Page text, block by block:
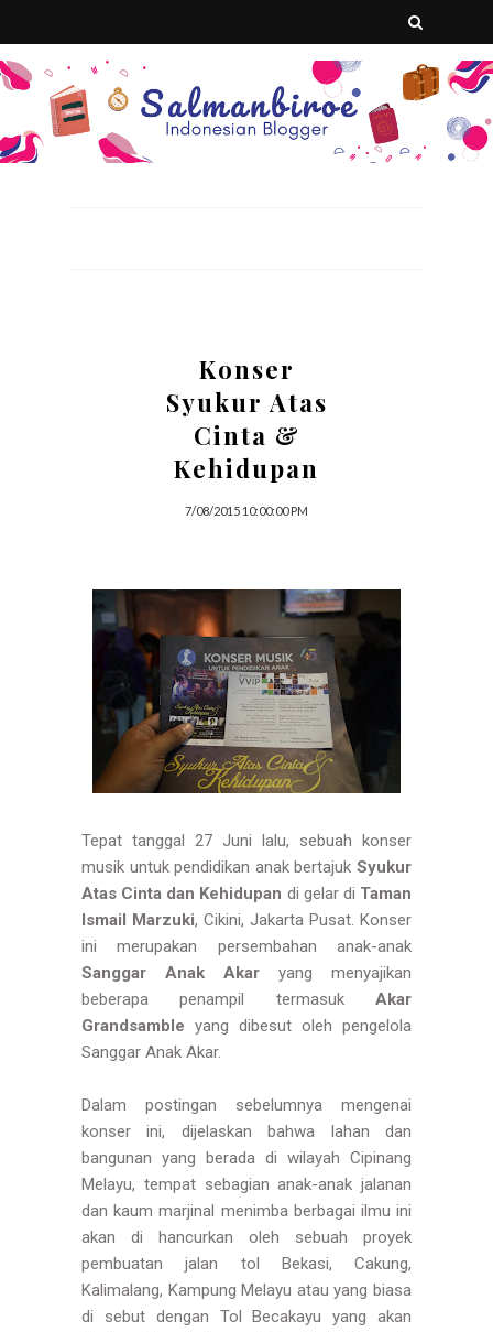
Konser
Syukur Atas
Cinta &
Kehidupan
7/08/2015 10:00:00 PM
Tepat tanggal 27 Juni lalu, sebuah konser
musik untuk pendidikan anak bertajuk Syukur
Atas Cinta dan Kehidupan di gelar di Taman
Ismail Marzuki, Cikini, Jakarta Pusat. Konser
ini merupakan persembahan anak-anak
Sanggar Anak Akar yang menyajikan
beberapa penampil termasuk Akar
Grandsamble yang dibesut oleh pengelola
Sanggar Anak Akar.
Dalam postingan sebelumnya mengenai
konser ini, dijelaskan bahwa lahan dan
bangunan yang berada di wilayah Cipinang
Melayu, tempat sebagian anak-anak jalanan
dan kaum marjinal menimba berbagai ilmu ini
akan di hancurkan oleh sebuah proyek
pembuatan jalan tol Bekasi, Cakung,
Kalimalang, Kampung Melayu atau yang biasa
di sebut dengan Tol Becakayu yang akan